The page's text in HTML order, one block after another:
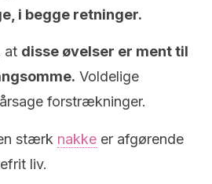
i begge retninger.
at disse øvelser er ment til
Voldelige
forstrækninger.
stærk nakke er afgørende
liv.